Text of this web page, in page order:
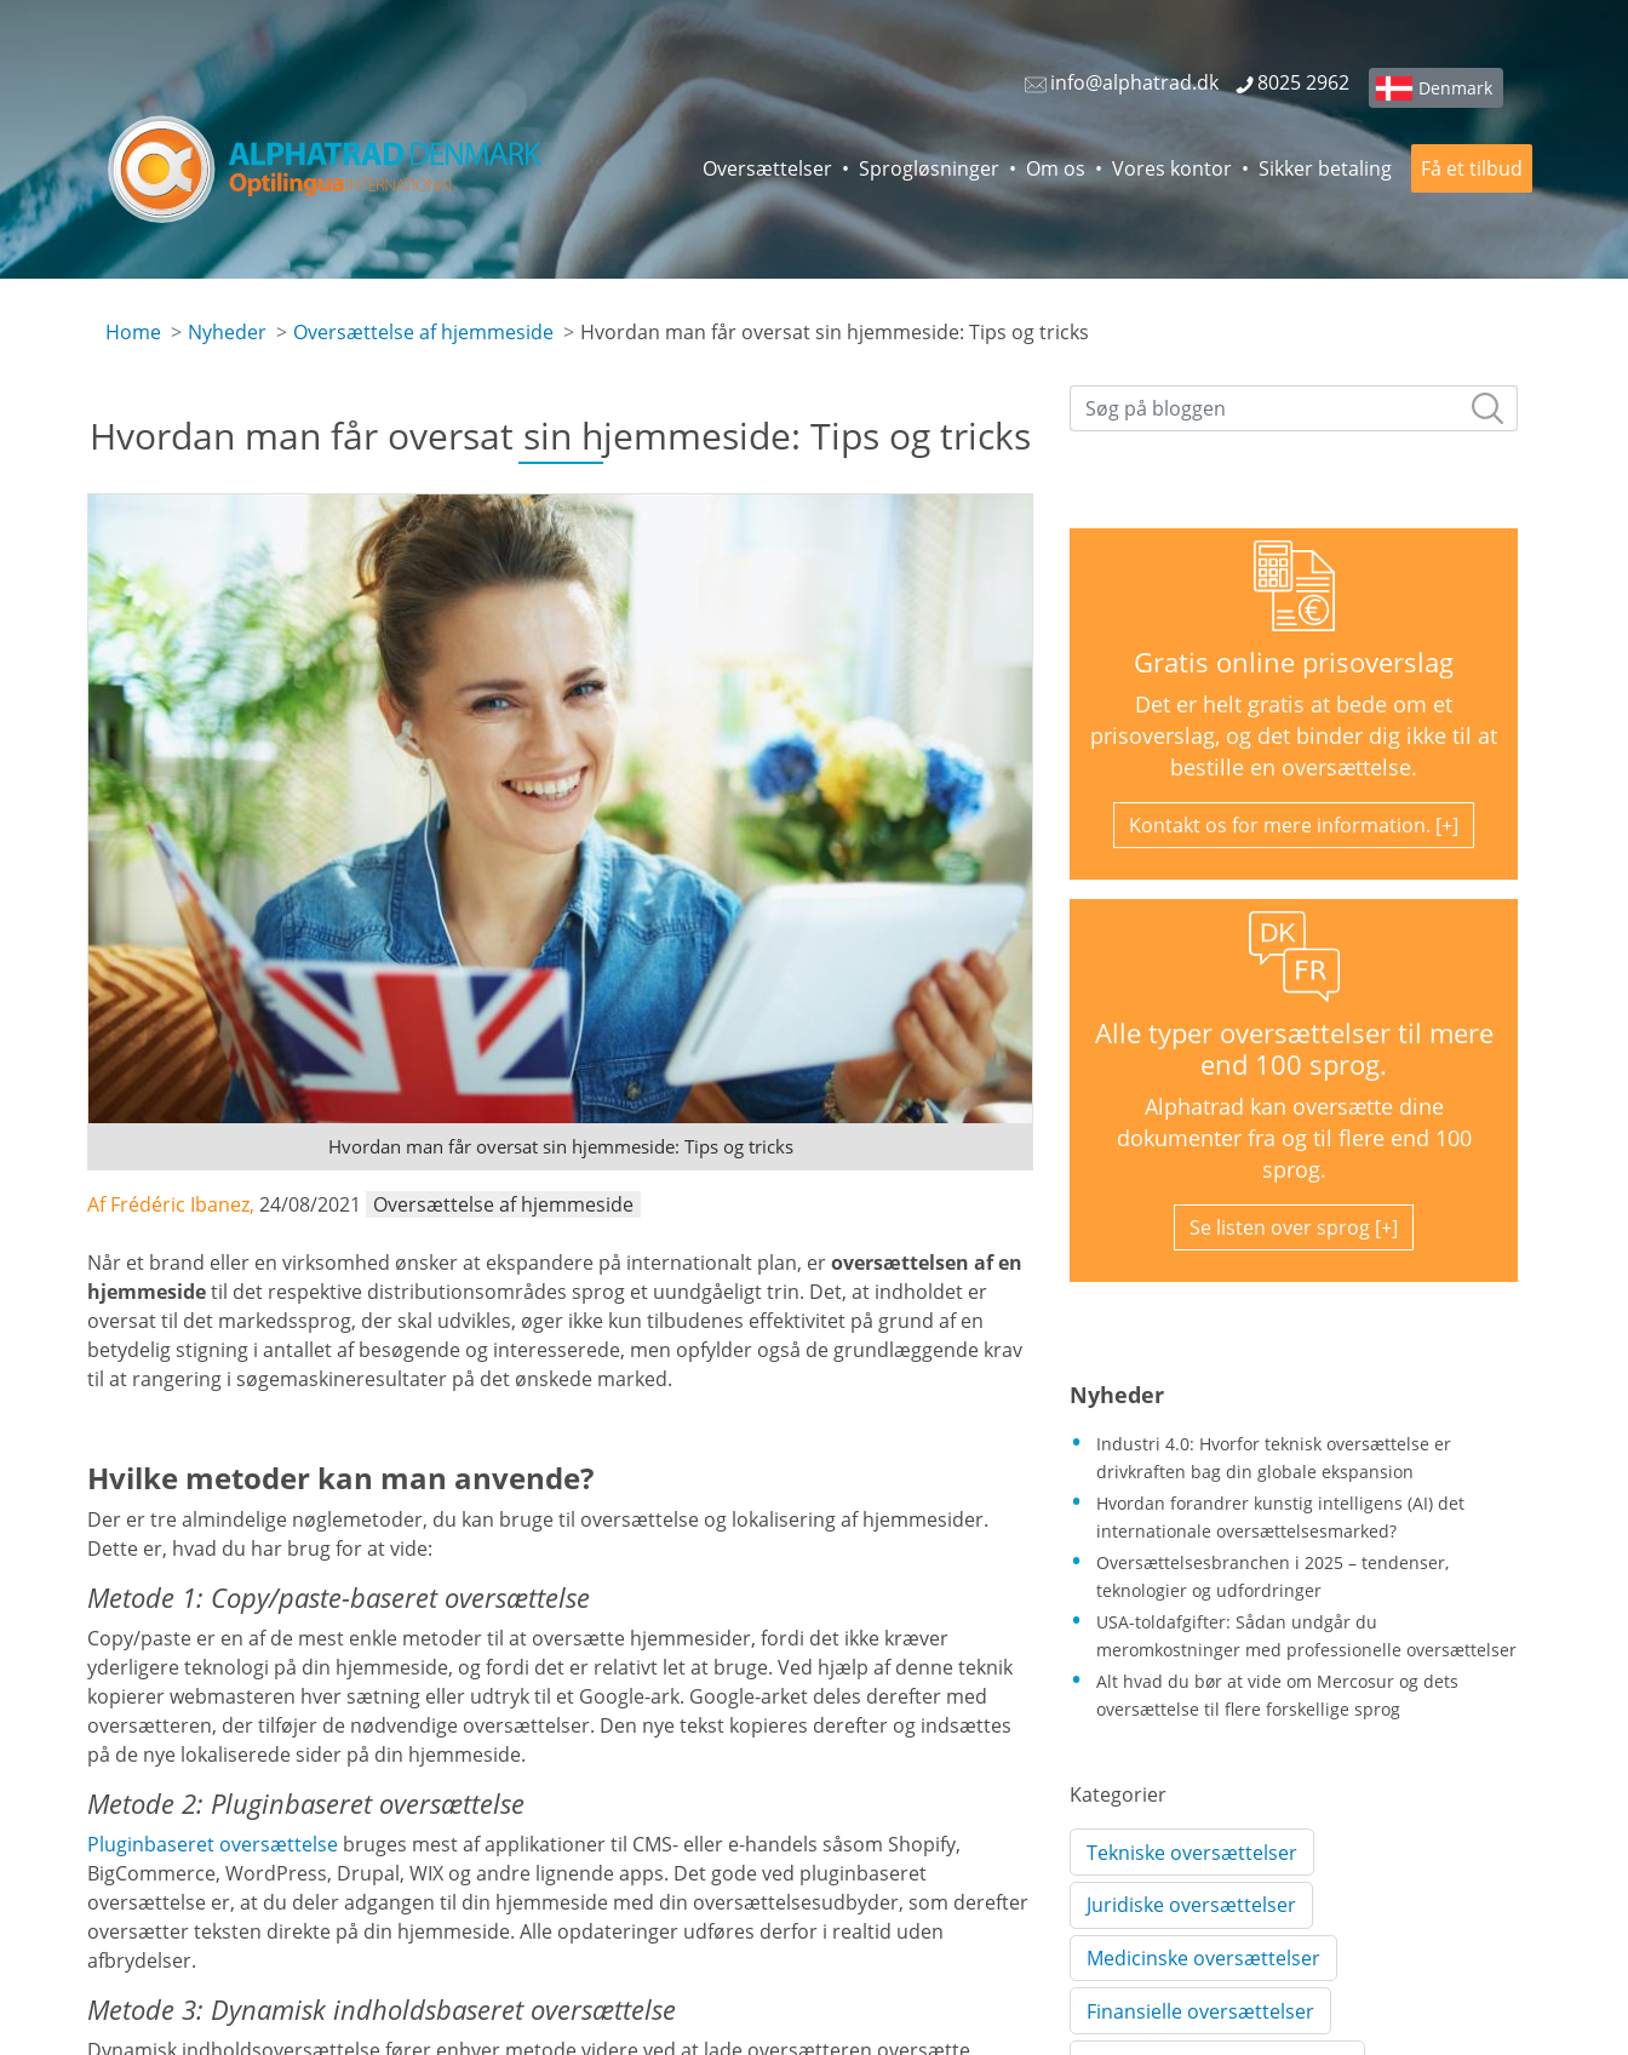
Denmark
info@alphatrad.dk 8025 2962
Oversættelser Sprogløsninger Om os Vores kontor Sikker betaling Få et tilbud
Home Nyheder Oversættelse af hjemmeside Hvordan man får oversat sin hjemmeside: Tips og tricks
Hvordan man får oversat sin hjemmeside: Tips og tricks
Hvordan man får oversat sin hjemmeside: Tips og tricks
Af Frédéric Ibanez, 24/08/2021 Oversættelse af hjemmeside
Når et brand eller en virksomhed ønsker at ekspandere på internationalt plan, eroversættelsen af en
hjemmesidetil det respektive distributionsområdes sprog et uundgåeligt trin. Det, at indholdet er
oversat til det markedssprog, der skal udvikles, øger ikke kun tilbudenes effektivitet på grund af en
betydelig stigning i antallet af besøgende og interesserede, men opfylder også de grundlæggende krav
til at rangering i søgemaskineresultater på det ønskede marked.
Hvilke metoder kan man anvende?
Der er tre almindelige nøglemetoder, du kan bruge til oversættelse og lokalisering af hjemmesider.
Dette er, hvad du har brug for at vide:
Metode 1: Copy/paste-baseret oversættelse
Copy/paste er en af de mest enkle metoder til at oversætte hjemmesider, fordi det ikke kræver
yderligere teknologi på din hjemmeside, og fordi det er relativt let at bruge. Ved hjælp af denne teknik
kopierer webmasteren hver sætning eller udtryk til et Google-ark. Google-arket deles derefter med
oversætteren, der tilføjer de nødvendige oversættelser. Den nye tekst kopieres derefter og indsættes
på de nye lokaliserede sider på din hjemmeside.
Metode 2: Pluginbaseret oversættelse
Pluginbaseret oversættelse bruges mest af applikationer til CMS- eller e-handels såsom Shopify,
BigCommerce, WordPress, Drupal, WIX og andre lignende apps. Det gode ved pluginbaseret
oversættelse er, at du deler adgangen til din hjemmeside med din oversættelsesudbyder, som derefter
oversætter teksten direkte på din hjemmeside. Alle opdateringer udføres derfor i realtid uden
afbrydelser.
Metode 3: Dynamisk indholdsbaseret oversættelse
Gratis online prisoverslag
Det er helt gratis at bede om et
prisoverslag, og det binder dig ikke til at
bestille en oversættelse.
Kontakt os for mere information.
Alle typer oversættelser til mere
end 100 sprog.
Alphatrad kan oversætte dine
dokumenter fra og til flere end 100
sprog.
Se listen over sprog
Nyheder
Industri 4.0: Hvorfor teknisk oversættelse er
drivkraften bag din globale ekspansion
Hvordan forandrer kunstig intelligens (AI) det
internationale oversættelsesmarked?
Oversættelsesbranchen i 2025 – tendenser,
teknologier og udfordringer
USA-toldafgifter: Sådan undgår du
meromkostninger med professionelle oversættelser
Alt hvad du bør at vide om Mercosur og dets
oversættelse til flere forskellige sprog
Kategorier
Tekniske oversættelser
Juridiske oversættelser
Medicinske oversættelser
Finansielle oversættelser